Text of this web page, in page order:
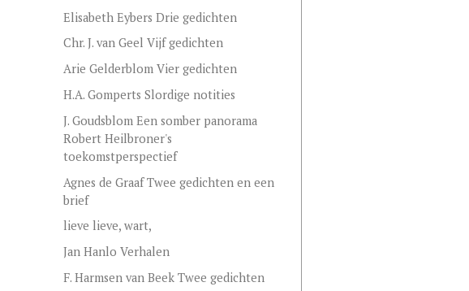
Elisabeth Eybers Drie gedichten
Chr. J. van Geel Vijf gedichten
Arie Gelderblom Vier gedichten
H.A. Gomperts Slordige notities
J. Goudsblom Een somber panorama
Robert Heilbroner's
toekomstperspectief
Agnes de Graaf Twee gedichten en een
brief
lieve lieve, wart,
Jan Hanlo Verhalen
F. Harmsen van Beek Twee gedichten